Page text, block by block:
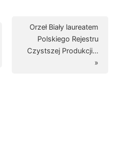
Orzeł Biały laureatem
Polskiego Rejestru
Czystszej Produkcji…
»